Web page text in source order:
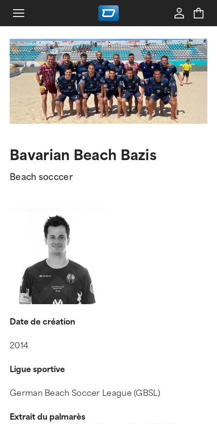
Bavarian Beach Bazis
Beach socccer
Date de création
2014
Ligue sportive
German Beach Soccer League (GBSL)
Extrait du palmarès